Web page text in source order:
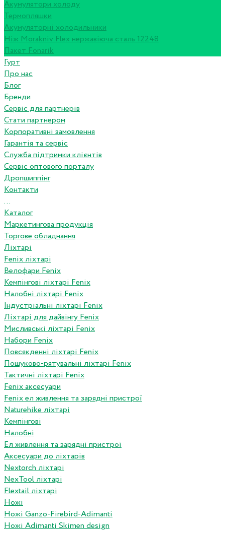
Акумулятори холоду
Термопляшки
Акумуляторні холодильники
Ніж Morakniv Flex нержавіюча сталь 12248
Пакет Fonarik
Гурт
Про нас
Блог
Бренди
Сервіс для партнерів
Стати партнером
Корпоративні замовлення
Гарантія та сервіс
Служба підтримки клієнтів
Сервіс оптового порталу
Дропшиппінг
Контакти
...
Каталог
Маркетингова продукція
Торгове обладнання
Ліхтарі
Fenix ліхтарі
Велофари Fenix
Кемпінгові ліхтарі Fenix
Налобні ліхтарі Fenix
Індустріальні ліхтарі Fenix
Ліхтарі для дайвінгу Fenix
Мисливські ліхтарі Fenix
Набори Fenix
Повсякденні ліхтарі Fenix
Пошуково-рятувальні ліхтарі Fenix
Тактичні ліхтарі Fenix
Fenix аксесуари
Fenix ел живлення та зарядні пристрої
Naturehike ліхтарі
Кемпінгові
Налобні
Ел живлення та зарядні пристрої
Аксесуари до ліхтарів
Nextorch ліхтарі
NexTool ліхтарі
Flextail ліхтарі
Ножі
Ножі Ganzo-Firebird-Adimanti
Ножі Adimanti Skimen design